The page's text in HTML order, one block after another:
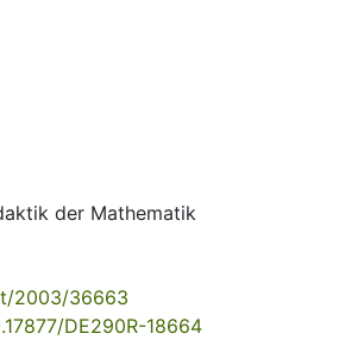
der Mathematik
2003/36663
DE290R-18664